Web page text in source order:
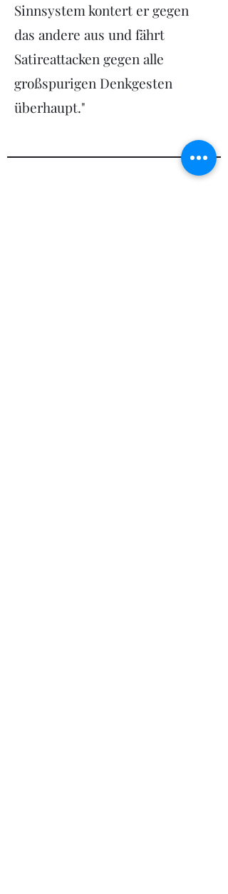
Sinnsystem kontert er gegen
das andere aus und fährt
Satireattacken gegen alle
großspurigen Denkgesten
überhaupt."